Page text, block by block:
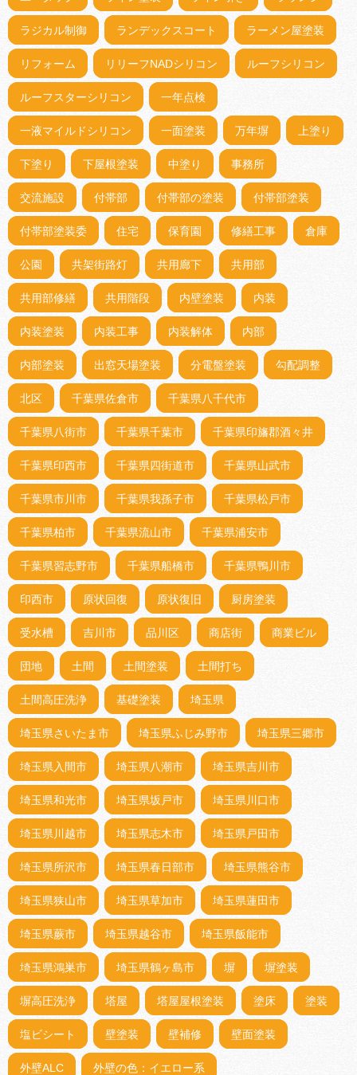
ラジカル制御 ランデックスコート ラーメン屋塗装
リフォーム リリーフNADシリコン ルーフシリコン
ルーフスターシリコン 一年点検
一液マイルドシリコン 一面塗装 万年塀 上塗り
下塗り 下屋根塗装 中塗り 事務所
交流施設 付帯部 付帯部の塗装 付帯部塗装
付帯部塗装委 住宅 保育園 修繕工事 倉庫
公園 共架街路灯 共用廊下 共用部
共用部修繕 共用階段 内壁塗装 内装
内装塗装 内装工事 内装解体 内部
内部塗装 出窓天場塗装 分電盤塗装 勾配調整
北区 千葉県佐倉市 千葉県八千代市
千葉県八街市 千葉県千葉市 千葉県印旛郡酒々井
千葉県印西市 千葉県四街道市 千葉県山武市
千葉県市川市 千葉県我孫子市 千葉県松戸市
千葉県柏市 千葉県流山市 千葉県浦安市
千葉県習志野市 千葉県船橋市 千葉県鴨川市
印西市 原状回復 原状復旧 厨房塗装
受水槽 吉川市 品川区 商店街 商業ビル
団地 土間 土間塗装 土間打ち
土間高圧洗浄 基礎塗装 埼玉県
埼玉県さいたま市 埼玉県ふじみ野市 埼玉県三郷市
埼玉県入間市 埼玉県八潮市 埼玉県吉川市
埼玉県和光市 埼玉県坂戸市 埼玉県川口市
埼玉県川越市 埼玉県志木市 埼玉県戸田市
埼玉県所沢市 埼玉県春日部市 埼玉県熊谷市
埼玉県狭山市 埼玉県草加市 埼玉県蓮田市
埼玉県蕨市 埼玉県越谷市 埼玉県飯能市
埼玉県鴻巣市 埼玉県鶴ヶ島市 塀 塀塗装
塀高圧洗浄 塔屋 塔屋屋根塗装 塗床 塗装
塩ビシート 壁塗装 壁補修 壁面塗装
外壁ALC 外壁の色：イエロー系